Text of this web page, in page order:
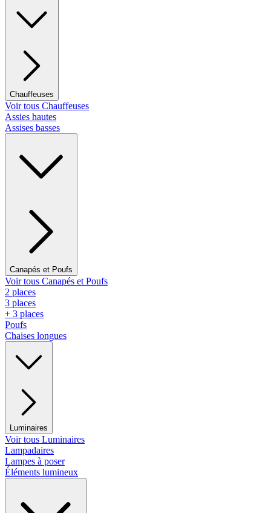
Chauffeuses
Voir tous Chauffeuses
Assies hautes
Assises basses
Canapés et Poufs
Voir tous Canapés et Poufs
2 places
3 places
+ 3 places
Poufs
Chaises longues
Luminaires
Voir tous Luminaires
Lampadaires
Lampes à poser
Éléments lumineux